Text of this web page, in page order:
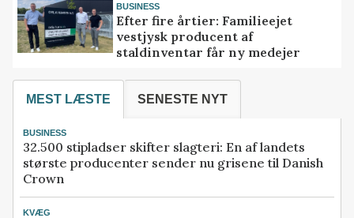
BUSINESS
Efter fire årtier: Familieejet
vestjysk producent af
staldinventar får ny medejer
MEST LÆSTE SENESTE NYT
BUSINESS
32.500 stipladser skifter slagteri: En af landets
største producenter sender nu grisene til Danish
Crown
KVÆG